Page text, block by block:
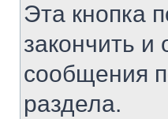
Эта кнопка
закончить и
сообщения
раздела.